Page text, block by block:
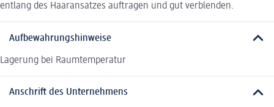
entlang des Haaransatzes auftragen und gut verblenden.
Aufbewahrungshinweise
Lagerung bei Raumtemperatur
Anschrift des Unternehmens